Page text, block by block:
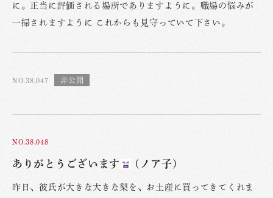
に。正当に評価される場所でありますように。職場の悩みが
一掃されますように これからも見守っていて下さい。
NO.38,047
NO.38,048
ありがとうございます (ノア子)
昨日、彼氏が大きな大きな梨を、お土産に買ってきてくれま